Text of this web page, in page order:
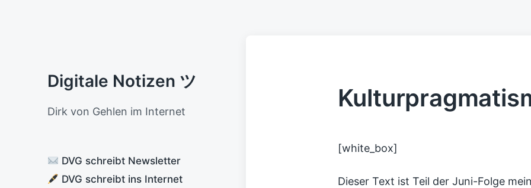
Digitale Notizen ツ
Dirk von Gehlen im Internet
DVG schreibt Newsletter
DVG schreibt ins Internet
[white_box]
Dieser Text ist Teil der Juni-Folge